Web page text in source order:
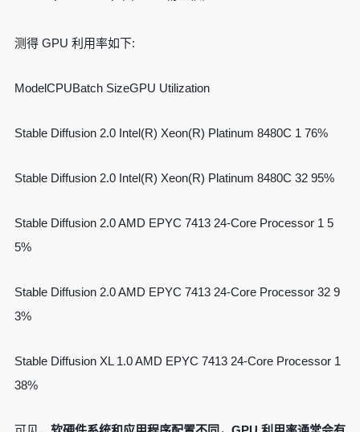
测得 GPU 利用率如下:
ModelCPUBatch SizeGPU Utilization
Stable Diffusion 2.0 Intel(R) Xeon(R) Platinum 8480C 1 76%
Stable Diffusion 2.0 Intel(R) Xeon(R) Platinum 8480C 32 95%
Stable Diffusion 2.0 AMD EPYC 7413 24-Core Processor 1 5
5%
Stable Diffusion 2.0 AMD EPYC 7413 24-Core Processor 32 9
3%
Stable Diffusion XL 1.0 AMD EPYC 7413 24-Core Processor 1
38%